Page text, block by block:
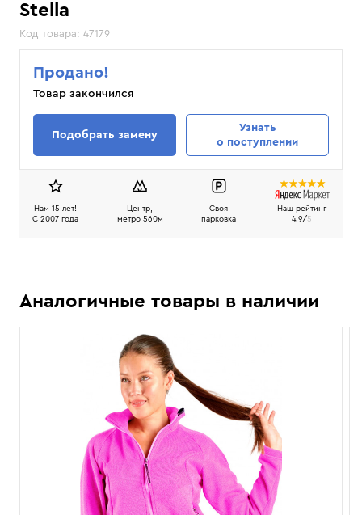
Stella
Код товара: 47179
Продано!
Товар закончился
Подобрать замену
Узнать
о поступлении
Нам 15 лет!
C 2007 года
Центр,
метро 560м
Своя
парковка
Наш рейтинг
4.9/5
Аналогичные товары в наличии